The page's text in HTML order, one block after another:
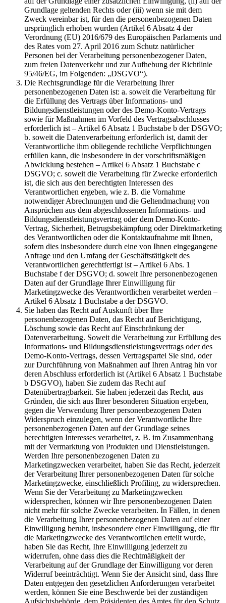
Grundlage geltenden Rechts oder (iii) wenn sie mit dem
Zweck vereinbar ist, für den die personenbezogenen Daten
ursprünglich erhoben wurden (Artikel 6 Absatz 4 der
Verordnung (EU) 2016/679 des Europäischen Parlaments und
des Rates vom 27. April 2016 zum Schutz natürlicher
Personen bei der Verarbeitung personenbezogener Daten,
zum freien Datenverkehr und zur Aufhebung der Richtlinie
95/46/EG, im Folgenden: „DSGVO“).
Die Rechtsgrundlage für die Verarbeitung Ihrer
personenbezogenen Daten ist: a. soweit die Verarbeitung für
die Erfüllung des Vertrags über Informations- und
Bildungsdienstleistungen oder des Demo-Konto-Vertrags
sowie für Maßnahmen im Vorfeld des Vertragsabschlusses
erforderlich ist – Artikel 6 Absatz 1 Buchstabe b der DSGVO;
b. soweit die Datenverarbeitung erforderlich ist, damit der
Verantwortliche ihm obliegende rechtliche Verpflichtungen
erfüllen kann, die insbesondere in der vorschriftsmäßigen
Abwicklung bestehen – Artikel 6 Absatz 1 Buchstabe c
DSGVO; c. soweit die Verarbeitung für Zwecke erforderlich
ist, die sich aus den berechtigten Interessen des
Verantwortlichen ergeben, wie z. B. die Vornahme
notwendiger Abrechnungen und die Geltendmachung von
Ansprüchen aus dem abgeschlossenen Informations- und
Bildungsdienstleistungsvertrag oder dem Demo-Konto-
Vertrag, Sicherheit, Betrugsbekämpfung oder Direktmarketing
des Verantwortlichen oder die Kontaktaufnahme mit Ihnen,
sofern dies insbesondere durch eine von Ihnen eingegangene
Anfrage und den Umfang der Geschäftstätigkeit des
Verantwortlichen gerechtfertigt ist – Artikel 6 Abs. 1
Buchstabe f der DSGVO; d. soweit Ihre personenbezogenen
Daten auf der Grundlage Ihrer Einwilligung für
Marketingzwecke des Verantwortlichen verarbeitet werden –
Artikel 6 Absatz 1 Buchstabe a der DSGVO.
Sie haben das Recht auf Auskunft über Ihre
personenbezogenen Daten, das Recht auf Berichtigung,
Löschung sowie das Recht auf Einschränkung der
Datenverarbeitung. Soweit die Verarbeitung zur Erfüllung des
Informations- und Bildungsdienstleistungsvertrags oder des
Demo-Konto-Vertrags, dessen Vertragspartei Sie sind, oder
zur Durchführung von Maßnahmen auf Ihren Antrag hin vor
deren Abschluss erforderlich ist (Artikel 6 Absatz 1 Buchstabe
b DSGVO), haben Sie zudem das Recht auf
Datenübertragbarkeit. Sie haben jederzeit das Recht, aus
Gründen, die sich aus Ihrer besonderen Situation ergeben,
gegen die Verwendung Ihrer personenbezogenen Daten
Widerspruch einzulegen, wenn der Verantwortliche Ihre
personenbezogenen Daten auf der Grundlage seines
berechtigten Interesses verarbeitet, z. B. im Zusammenhang
mit der Vermarktung von Produkten und Dienstleistungen.
Werden Ihre personenbezogenen Daten zu
Marketingzwecken verarbeitet, haben Sie das Recht, jederzeit
der Verarbeitung Ihrer personenbezogenen Daten für solche
Marketingzwecke, einschließlich Profiling, zu widersprechen.
Wenn Sie der Verarbeitung zu Marketingzwecken
widersprechen, können wir Ihre personenbezogenen Daten
nicht mehr für solche Zwecke verarbeiten. In Fällen, in denen
die Verarbeitung Ihrer personenbezogenen Daten auf einer
Einwilligung beruht, insbesondere einer Einwilligung, die für
die Marketingzwecke des Verantwortlichen erteilt wurde,
haben Sie das Recht, Ihre Einwilligung jederzeit zu
widerrufen, ohne dass dies die Rechtmäßigkeit der
Verarbeitung auf der Grundlage der Einwilligung vor deren
Widerruf beeinträchtigt. Wenn Sie der Ansicht sind, dass Ihre
Daten entgegen den gesetzlichen Anforderungen verarbeitet
werden, können Sie eine Beschwerde bei der zuständigen
Aufsichtsbehörde, dem Präsidenten des Amtes für den Schutz